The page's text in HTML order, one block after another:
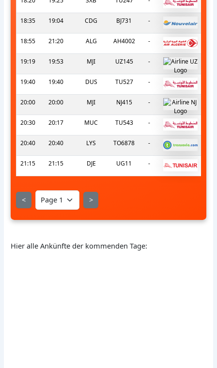
18:35 19:04 CDG BJ731 -
18:55 21:20 ALG AH4002 -
19:19 19:53 MJI UZ145 -
19:40 19:40 DUS TU527 -
20:00 20:00 MJI NJ415 -
20:30 20:17 MUC TU543 -
20:40 20:40 LYS TO6878 -
21:15 21:15 DJE UG11 -
< >
Hier alle Ankünfte der kommenden Tage: